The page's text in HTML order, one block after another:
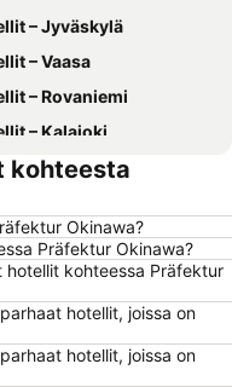
– Jyväskylä
– Vaasa
– Rovaniemi
– Kalajoki
– Joensuu
– Gdańsk
– Hämeenlinna
– Gran Canaria
– Aurinkorannikko
kohteesta
Okinawa?
Präfektur Okinawa?
kohteessa Präfektur
hotellit, joissa on
hotellit, joissa on